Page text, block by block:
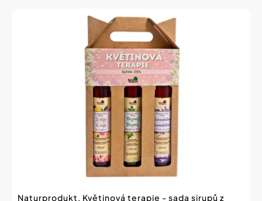
Naturprodukt. Květinová terapie - sada sirupů z